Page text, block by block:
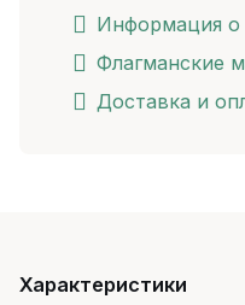
Информация о
Флагманские
Доставка и
Характеристики